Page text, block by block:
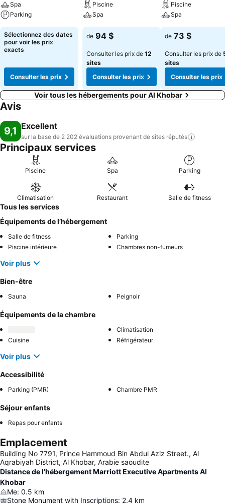
Spa
Parking
Sélectionnez des dates
pour voir les prix
exacts
Consulter les prix
Piscine
Spa
de 94 $
Consulter les prix de 12
sites
Consulter les prix
Piscine
Spa
de 73 $
Consulter les prix de
sites
Consulter les prix
Voir tous les hébergements pour Al Khobar
Avis
9,1 Excellent
sur la base de 2 202 évaluations provenant de sites réputés
Principaux services
Piscine Spa Parking
Climatisation Restaurant Salle de fitness
Tous les services
Équipements de l’hébergement
Salle de fitness
Parking
Piscine intérieure
Chambres non-fumeurs
Voir plus
Bien-être
Sauna Peignoir
Équipements de la chambre
Climatisation
Cuisine
Réfrigérateur
Voir plus
Accessibilité
Parking (PMR) Chambre PMR
Séjour enfants
Repas pour enfants
Emplacement
Building No 7791, Prince Hammoud Bin Abdul Aziz Street., Al
Aqrabiyah District, Al Khobar, Arabie saoudite
Distance de l’hébergement Marriott Executive Apartments Al
Khobar
Me: 0.5 km
Stone Monument with Inscriptions: 2.4 km